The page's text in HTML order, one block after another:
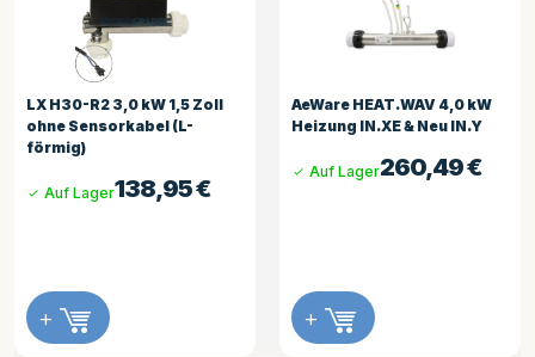
H30-R2 3,0 kW 1,5 Zoll
Sensorkabel (L-
138,95€
Auf Lager
AeWare HEAT.WAV 4,0 kW
Heizung IN.XE & Neu IN.Y
260,49€
Auf Lager